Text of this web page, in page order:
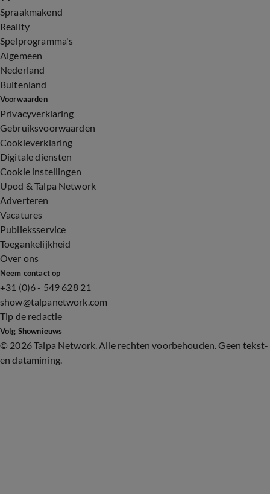
Spraakmakend
Reality
Spelprogramma's
Algemeen
Nederland
Buitenland
Voorwaarden
Privacyverklaring
Gebruiksvoorwaarden
Cookieverklaring
Digitale diensten
Cookie instellingen
Upod & Talpa Network
Adverteren
Vacatures
Publieksservice
Toegankelijkheid
Over ons
Neem contact op
+31 (0)6 - 549 628 21
show@talpanetwork.com
Tip de redactie
Volg Shownieuws
© 2026 Talpa Network. Alle rechten voorbehouden. Geen tekst-
en datamining.